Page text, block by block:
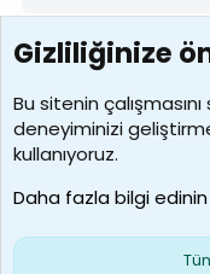
7388
Kullanıcılar
borabekirogluu
Son üye
Çerezler
Gizliliğinize
Bu sitenin
deneyiminizi
kullanıyoruz.
Daha fazla bilgi edinin